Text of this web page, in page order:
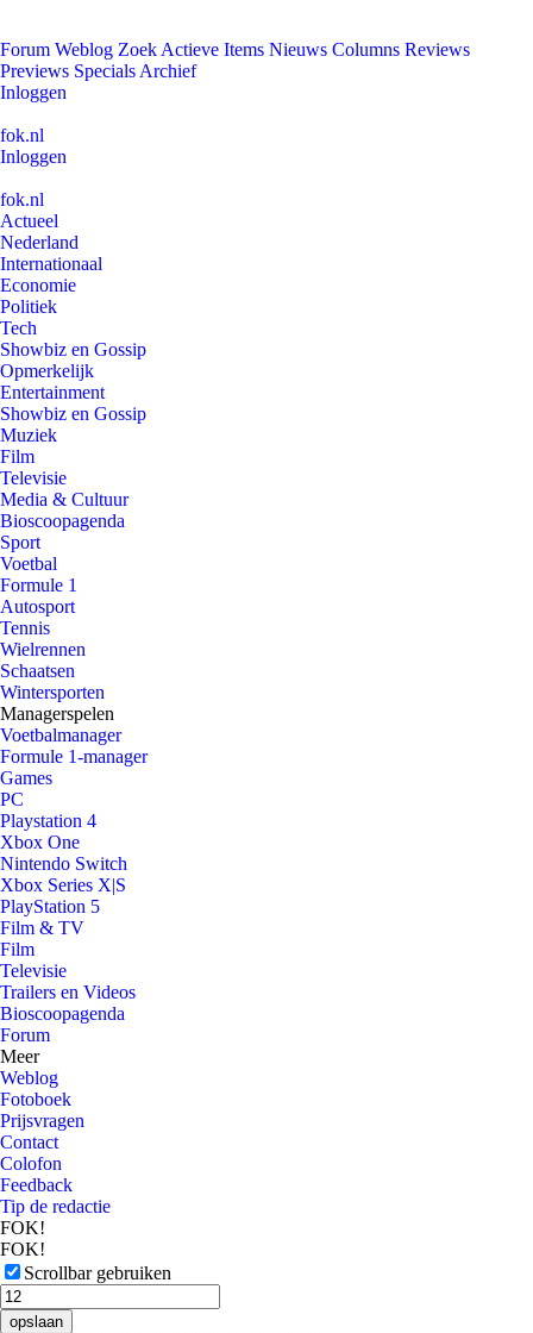
Forum Weblog Zoek Actieve Items Nieuws Columns Reviews
Previews Specials Archief
Inloggen
fok.nl
Inloggen
fok.nl
Actueel
Nederland
Internationaal
Economie
Politiek
Tech
Showbiz en Gossip
Opmerkelijk
Entertainment
Showbiz en Gossip
Muziek
Film
Televisie
Media & Cultuur
Bioscoopagenda
Sport
Voetbal
Formule 1
Autosport
Tennis
Wielrennen
Schaatsen
Wintersporten
Managerspelen
Voetbalmanager
Formule 1-manager
Games
PC
Playstation 4
Xbox One
Nintendo Switch
Xbox Series X|S
PlayStation 5
Film & TV
Film
Televisie
Trailers en Videos
Bioscoopagenda
Forum
Meer
Weblog
Fotoboek
Prijsvragen
Contact
Colofon
Feedback
Tip de redactie
FOK!
FOK!
Scrollbar gebruiken
opslaan